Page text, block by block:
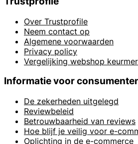
Over Trustprofile
Neem contact op
Algemene voorwaarden
Privacy policy
Vergelijking webshop
Informatie voor
De zekerheden uitgelegd
Reviewbeleid
Betrouwbaarheid van reviews
Hoe blijf je veilig voor e-
Oplichting in de e-commerce